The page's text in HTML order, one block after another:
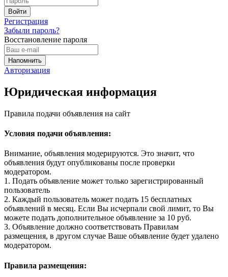
Регистрация
Забыли пароль?
Восстановление пароля
Авторизация
Юридическая информация
Правила подачи объявления на сайт
Условия подачи объявления:
Внимание, объявления модерируются. Это значит, что
объявления будут опубликованы после проверки
модератором.
1. Подать объявление может только зарегистрированный
пользователь
2. Каждый пользователь может подать 15 бесплатных
объявлений в месяц. Если Вы исчерпали свой лимит, то Вы
можете подать дополнительное объявление за 10 руб.
3. Объявление должно соответствовать Правилам
размещения, в другом случае Ваше объявление будет удалено
модератором.
Правила размещения: